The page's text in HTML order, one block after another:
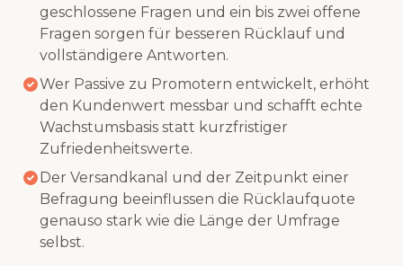
geschlossene Fragen und ein bis zwei offene
Fragen sorgen für besseren Rücklauf und
vollständigere Antworten.
Wer Passive zu Promotern entwickelt, erhöht
den Kundenwert messbar und schafft echte
Wachstumsbasis statt kurzfristiger
Zufriedenheitswerte.
Der Versandkanal und der Zeitpunkt einer
Befragung beeinflussen die Rücklaufquote
genauso stark wie die Länge der Umfrage
selbst.